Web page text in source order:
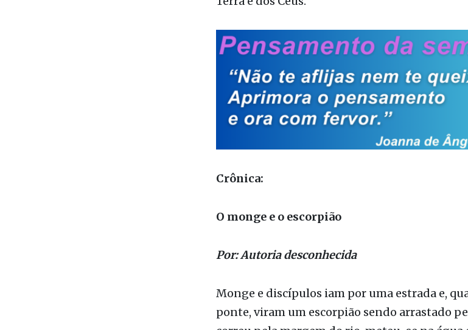
Terra e dos Céus.
Crônica:
O monge e o escorpião
Por: Autoria desconhecida
Monge e discípulos iam por uma estrada e,
ponte, viram um escorpião sendo arrastado